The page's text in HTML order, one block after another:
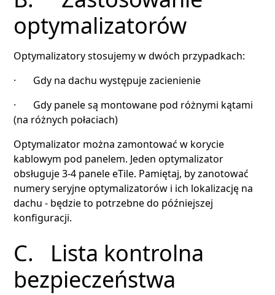
optymalizatorów
Optymalizatory stosujemy w dwóch przypadkach:
· Gdy na dachu występuje zacienienie
· Gdy panele są montowane pod różnymi kątami
(na różnych połaciach)
Optymalizator można zamontować w korycie
kablowym pod panelem. Jeden optymalizator
obsługuje 3-4 panele eTile. Pamiętaj, by zanotować
numery seryjne optymalizatorów i ich lokalizację na
dachu - będzie to potrzebne do późniejszej
konfiguracji.
C. Lista kontrolna
bezpieczeństwa